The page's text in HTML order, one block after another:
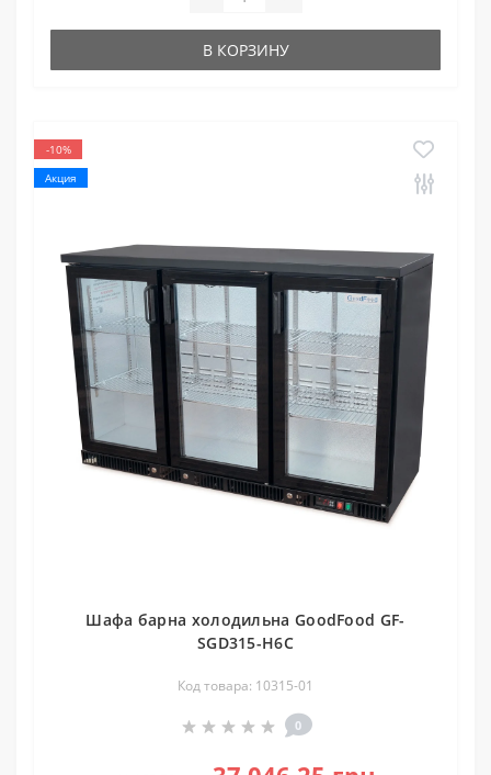
В КОРЗИНУ
-10%
Акция
Шафа барна холодильна GoodFood GF-
SGD315-H6C
Код товара: 10315-01
0